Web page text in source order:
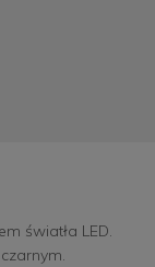
światła LED.